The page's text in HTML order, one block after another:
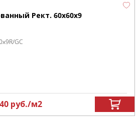
Рект. 60x60x9
GC
руб./м2